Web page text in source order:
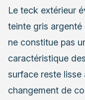
Le teck extérieur
teinte gris argenté
ne constitue pas
caractéristique des
surface reste
changement de